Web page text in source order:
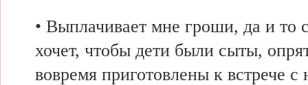
• Выплачивает мне гроши, да и то
хочет, чтобы дети были сыты,
вовремя приготовлены к встрече